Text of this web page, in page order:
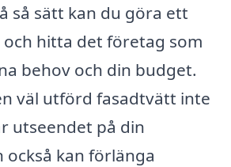
så sätt kan du göra ett
hitta det företag som
behov och din budget.
väl utförd fasadtvätt inte
utseendet på din
kan förlänga